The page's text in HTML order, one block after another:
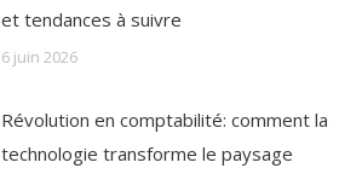
et tendances à suivre
6 juin 2026
Révolution en comptabilité: comment la
technologie transforme le paysage